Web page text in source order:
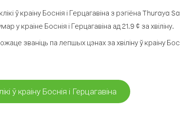
ў краіну Боснія і Герцагавіна з рэгіёна Thuraya
краіне Боснія і Герцагавіна ад 21.9 ¢ за хвіліну.
званіць па лепшых цэнах за хвіліну ў краіну
ў краіну Боснія і Герцагавіна